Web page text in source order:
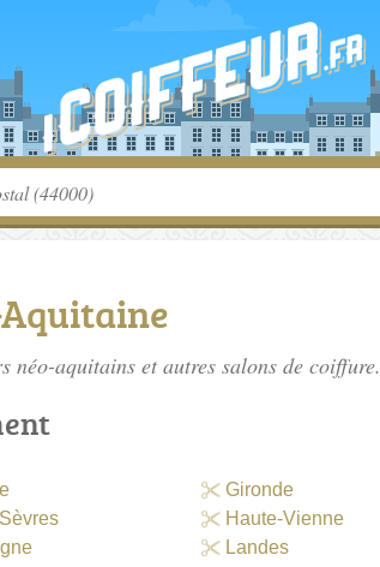
néo-aquitains et autres salons de coiffure.
Gironde
Haute-Vienne
Landes